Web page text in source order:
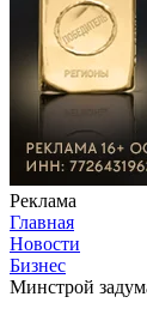
Реклама
Главная
Новости
Бизнес
Минстрой